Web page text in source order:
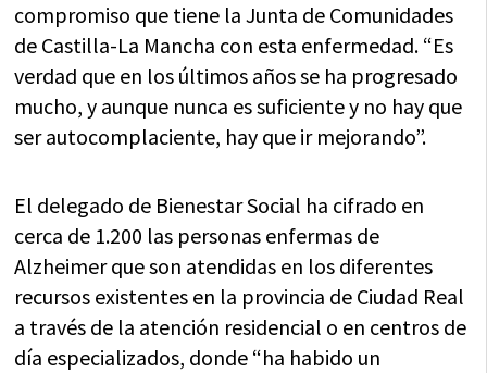
compromiso que tiene la Junta de Comunidades
de Castilla-La Mancha con esta enfermedad. “Es
verdad que en los últimos años se ha progresado
mucho, y aunque nunca es suficiente y no hay que
ser autocomplaciente, hay que ir mejorando”.
El delegado de Bienestar Social ha cifrado en
cerca de 1.200 las personas enfermas de
Alzheimer que son atendidas en los diferentes
recursos existentes en la provincia de Ciudad Real
a través de la atención residencial o en centros de
día especializados, donde “ha habido un